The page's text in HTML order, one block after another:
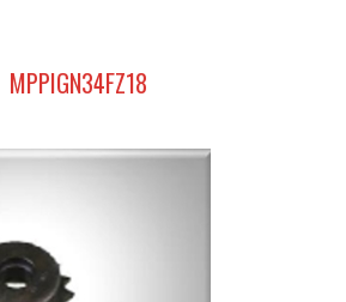
MPPIGN34FZ18